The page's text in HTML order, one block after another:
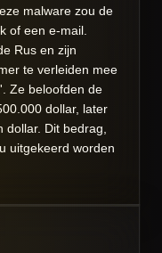
malware zou de
of een e-mail.
Rus en zijn
te verleiden mee
Ze beloofden de
dollar, later
dollar. Dit bedrag,
uitgekeerd worden